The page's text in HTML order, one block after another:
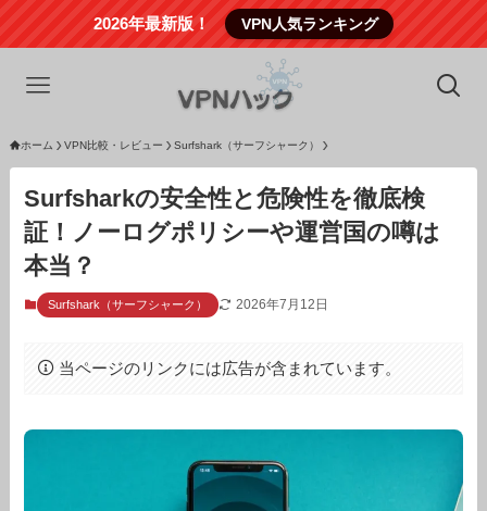
2026年最新版！ VPN人気ランキング
ホーム VPN比較・レビュー Surfshark（サーフシャーク）
Surfsharkの安全性と危険性を徹底検
証！ノーログポリシーや運営国の噂は
本当？
Surfshark（サーフシャーク） 2026年7月12日
当ページのリンクには広告が含まれています。